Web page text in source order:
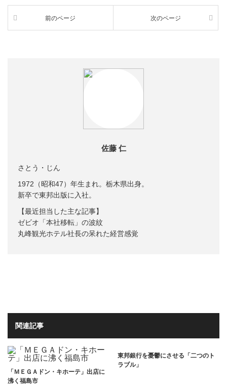
前のページ 次のページ
佐藤 仁
さとう・じん
1972（昭和47）年生まれ。栃木県出身。
新卒で東邦出版に入社。
【最近担当した主な記事】
ゼビオ「本社移転」の波紋
丸峰観光ホテル社長の呆れた経営感覚
関連記事
「ＭＥＧＡドン・キホーテ」出店に
沸く福島市
東邦銀行を憂鬱にさせる「二つのト
ラブル」